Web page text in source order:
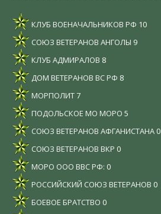
КЛУБ ВОЕНАЧАЛЬНИКОВ РФ 10
СОЮЗ ВЕТЕРАНОВ АНГОЛЫ 9
КЛУБ АДМИРАЛОВ 8
ДОМ ВЕТЕРАНОВ ВС РФ 8
МОРПОЛИТ7
ПОДОЛЬСКОЕ МО МОРО 5
СОЮЗ ВЕТЕРАНОВ АФГАНИСТАНА 0
СОЮЗ ВЕТЕРАНОВ ВКР 0
МОРО ООО ВВС РФ: 0
РОССИЙСКИЙ СОЮЗ ВЕТЕРАНОВ 0
БОЕВОЕ БРАТСТВО 0